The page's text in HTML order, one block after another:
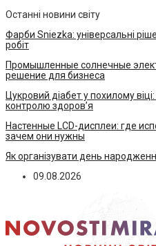
Останні новини світу
Фарби Sniezka: універсальні
робіт
Промышленные солнечные
решение для бизнеса
Цукровий діабет у похилому
контролю здоров’я
Настенные LCD-дисплеи: где
зачем они нужны
Як організувати день
09.08.2026